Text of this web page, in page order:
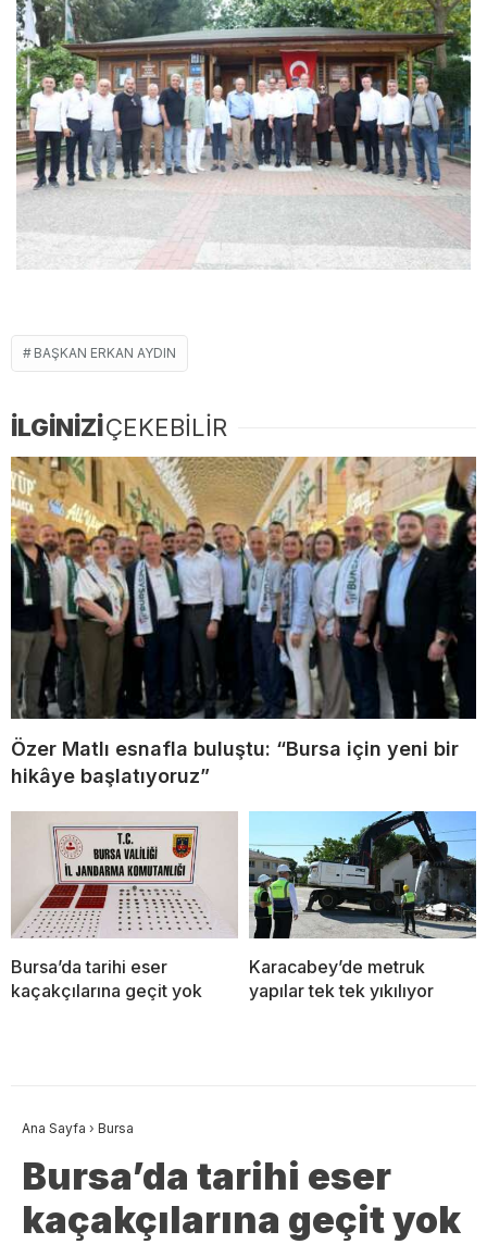
BAŞKAN ERKAN AYDIN
İLGİNİZİÇEKEBİLİR
Özer Matlı esnafla buluştu: “Bursa için yeni bir
hikâye başlatıyoruz”
Bursa’da tarihi eser
kaçakçılarına geçit yok
Karacabey’de metruk
yapılar tek tek yıkılıyor
Ana Sayfa › Bursa
Bursa’da tarihi eser
kaçakçılarına geçit yok